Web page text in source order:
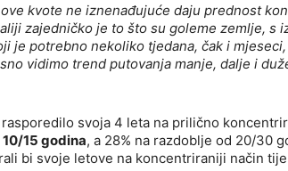
kvote ne iznenađujuće daju prednost
zajedničko je to što su goleme zemlje, s
je potrebno nekoliko tjedana, čak i
vidimo trend putovanja manje, dalje i
svoja 4 leta na prilično
15 godina, a 28% na razdoblje od 20/30
bi svoje letove na koncentriraniji način